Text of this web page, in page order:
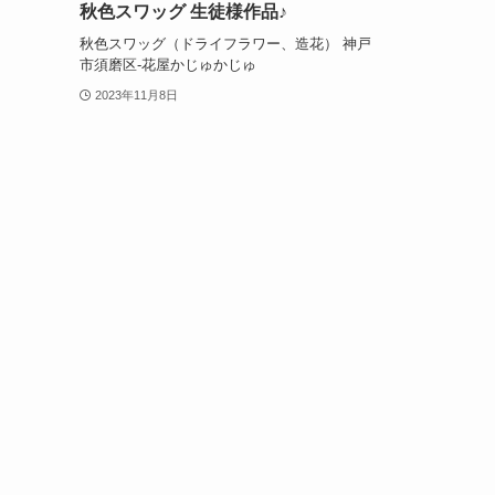
秋色スワッグ 生徒様作品♪
秋色スワッグ（ドライフラワー、造花） 神戸
市須磨区-花屋かじゅかじゅ
2023年11月8日